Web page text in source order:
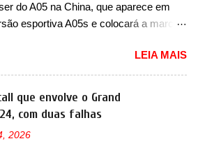
do A05 na China, que aparece em
esportiva A05s e colocará a marca
uma rápida expansão na China
de portfólio. Apoiada pela Stellantis,
confirmou a estreia de um novo
compacto à sua linha. Posicionado
imagens teaser do A05, que nas
LEIA MAIS
que envolve o Grand
com duas falhas
2026